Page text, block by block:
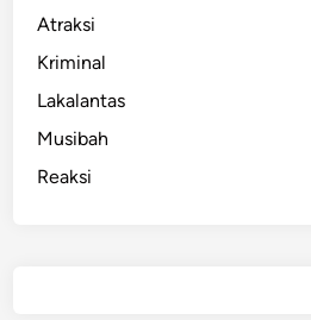
Atraksi
Kriminal
Lakalantas
Musibah
Reaksi